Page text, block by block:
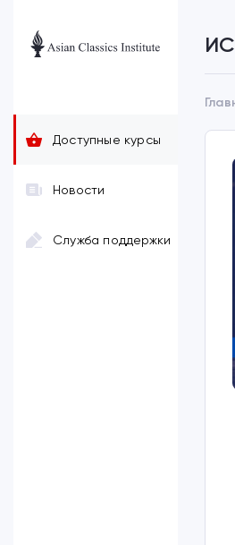
Доступные курсы
Новости
Служба поддержки